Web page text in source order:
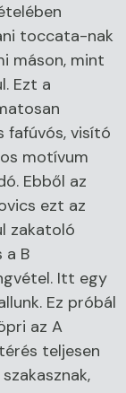
toccata-nak
máson, mint
Ezt a
fafúvós, visító
motívum
Ebből az
ezt az
zakatoló
a B
Itt egy
Ez próbál
az A
teljesen